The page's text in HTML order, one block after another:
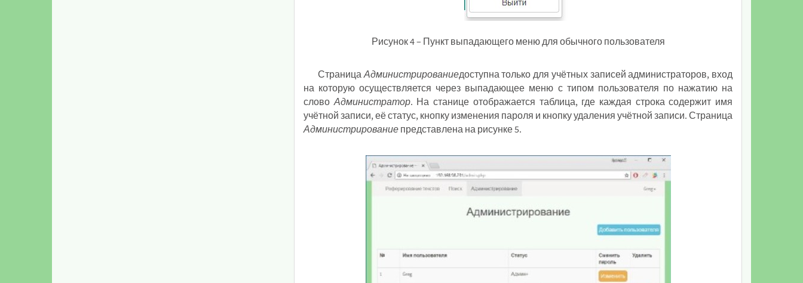
Рисунок 4 – Пункт выпадающего меню для обычного пользователя
СтраницаАдминистрированиедоступна только для учётных записей администраторов, вход
на которую осуществляется через выпадающее меню с типом пользователя по нажатию на
словоАдминистратор. На станице отображается таблица, где каждая строка содержит имя
учётной записи, её статус, кнопку изменения пароля и кнопку удаления учётной записи. Страница
Администрирование представлена на рисунке 5.